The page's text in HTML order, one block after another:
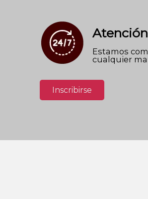
Estamos
cualquier
Inscribirse